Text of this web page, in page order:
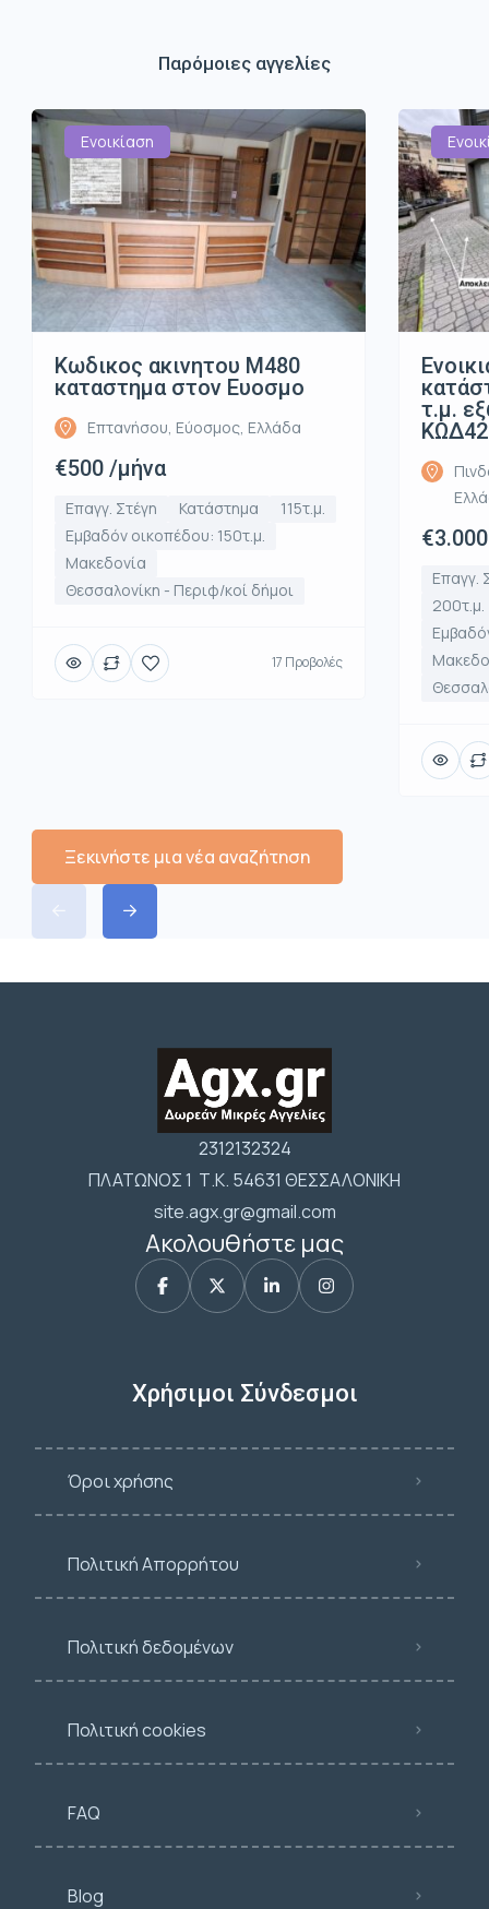
Παρόμοιες αγγελίες
Ενοικίαση
Κωδικος ακινητου Μ480
καταστημα στον Ευοσμο
Επτανήσου, Εύοσμος, Ελλάδα
€500 /μήνα
Επαγγ. Στέγη Κατάστημα
115τ.μ.
Εμβαδόν οικοπέδου: 150τ.μ.
Μακεδονία
Θεσσαλονίκη - Περιφ/κοί δήμοι
17 Προβολές
τ.μ.
Επαγγ.
200τ.μ.
Ξεκινήστε μια νέα αναζήτηση
2312132324
ΠΛΑΤΩΝΟΣ 1 Τ.Κ. 54631 ΘΕΣΣΑΛΟΝΙΚΗ
site.agx.gr@gmail.com
Ακολουθήστε μας
Χρήσιμοι Σύνδεσμοι
Όροι χρήσης
Πολιτική Απορρήτου
Πολιτική δεδομένων
Πολιτική cookies
FAQ
Blog